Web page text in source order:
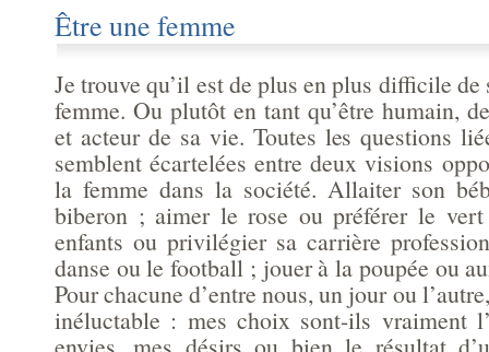
Être une femme
Je trouve qu’il est de plus en plus difficile de
femme. Ou plutôt en tant qu’être humain,
et acteur de sa vie. Toutes les questions
semblent écartelées entre deux visions
la femme dans la société. Allaiter son
biberon ; aimer le rose ou préférer le vert
enfants ou privilégier sa carrière
danse ou le football ; jouer à la poupée ou
Pour chacune d’entre nous, un jour ou
inéluctable : mes choix sont-ils vraiment